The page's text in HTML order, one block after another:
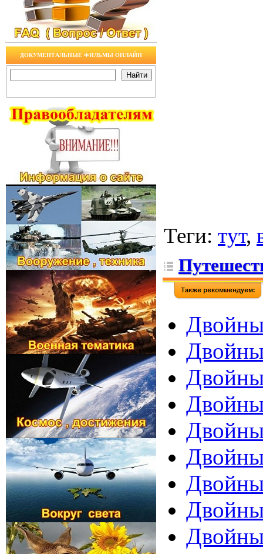
ДОКУМЕНТАЛЬНЫЕ ФИЛЬМЫ ОНЛАЙН
Теги: тут,